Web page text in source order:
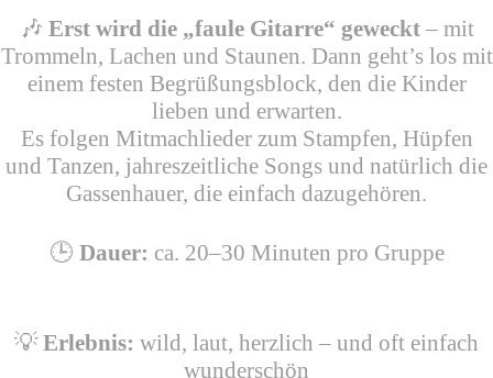
🎶 Erst wird die „faule Gitarre“ geweckt– mit
Trommeln, Lachen und Staunen. Dann geht’s los mit
einem festen Begrüßungsblock, den die Kinder
lieben und erwarten.
Es folgen Mitmachlieder zum Stampfen, Hüpfen
und Tanzen, jahreszeitliche Songs und natürlich die
Gassenhauer, die einfach dazugehören.
🕒 Dauer: ca. 20–30 Minuten pro Gruppe
💡Erlebnis: wild, laut, herzlich – und oft einfach
wunderschön